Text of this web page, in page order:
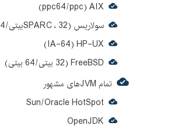
ppc64/ppc) AIX)
سولاریس (SPARC ، 32بیتی/64 بیتی)
IA-64) HP-UX)
FreeBSD (32 بیتی/64 بیتی)
تمام JVMهای مشهور
Sun/Oracle HotSpot
OpenJDK